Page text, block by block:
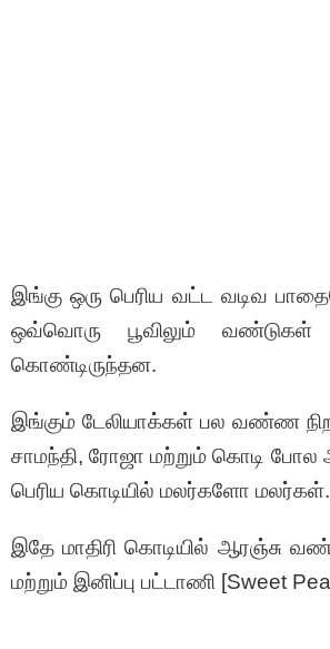
இங்கு ஒரு பெரிய வட்ட வடிவ
ஒவ்வொரு பூவிலும் வண்டுகள்
கொண்டிருந்தன.
இங்கும் டேலியாக்கள் பல வண்ண
சாமந்தி, ரோஜா மற்றும் கொடி போல
பெரிய கொடியில் மலர்களோ மலர்கள்.
இதே மாதிரி கொடியில் ஆரஞ்சு
மற்றும் இனிப்பு பட்டாணி [Sweet